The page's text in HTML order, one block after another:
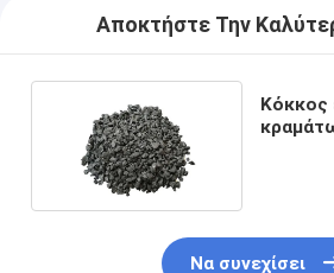
Αποκτήστε Την
Κόκκος
Να συνεχίσει